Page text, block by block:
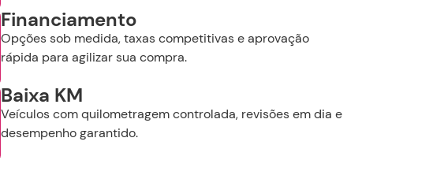
Financiamento
Opções sob medida, taxas competitivas e aprovação
rápida para agilizar sua compra.
Baixa KM
Veículos com quilometragem controlada, revisões em dia e
desempenho garantido.